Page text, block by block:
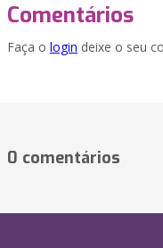
Comentários
Faça o login deixe o seu
0 comentários